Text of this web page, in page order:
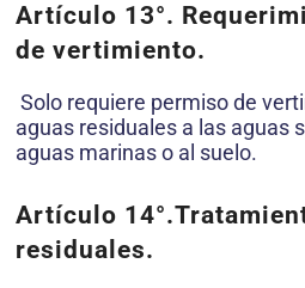
Artículo 13°.
de vertimiento.
Solo requiere permiso de
aguas residuales a las aguas
aguas marinas o al suelo.
Artículo 14°.
residuales.